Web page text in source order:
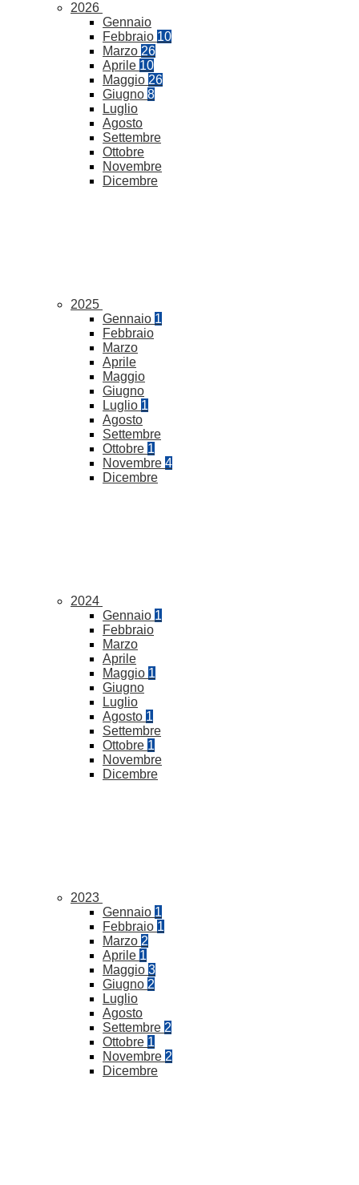
2026
Gennaio
Febbraio 10
Marzo 26
Aprile 10
Maggio 26
Giugno 8
Luglio
Agosto
Settembre
Ottobre
Novembre
Dicembre
2025
Gennaio 1
Febbraio
Marzo
Aprile
Maggio
Giugno
Luglio 1
Agosto
Settembre
Ottobre 1
Novembre 4
Dicembre
2024
Gennaio 1
Febbraio
Marzo
Aprile
Maggio 1
Giugno
Luglio
Agosto 1
Settembre
Ottobre 1
Novembre
Dicembre
2023
Gennaio 1
Febbraio 1
Marzo 2
Aprile 1
Maggio 3
Giugno 2
Luglio
Agosto
Settembre 2
Ottobre 1
Novembre 2
Dicembre